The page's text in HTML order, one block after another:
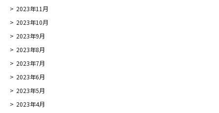
2023年11月
2023年10月
2023年9月
2023年8月
2023年7月
2023年6月
2023年5月
2023年4月